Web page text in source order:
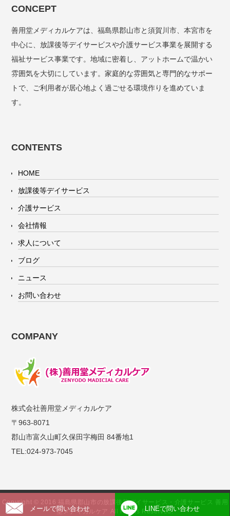
メールで問い合わせ LINEで問い合わせ
CONCEPT
善用堂メディカルケアは、福島県郡山市と須賀川市、本宮市を
中心に、放課後等デイサービスや介護サービス事業を展開する
福祉サービス事業です。地域に密着し、アットホームで温かい
雰囲気を大切にしています。家庭的な雰囲気と専門的なサポー
トで、ご利用者が居心地よく過ごせる環境作りを進めていま
す。
CONTENTS
HOME
放課後等デイサービス
介護サービス
会社情報
求人について
ブログ
ニュース
お問い合わせ
COMPANY
株式会社善用堂メディカルケア
〒963-8071
郡山市富久山町久保田字梅田 84番地1
TEL:024-973-7045
Copyright © 2016 福島県郡山市の放課後等デイサービス・介護サービス 善用
堂メディカルケア All Rights Reserved.